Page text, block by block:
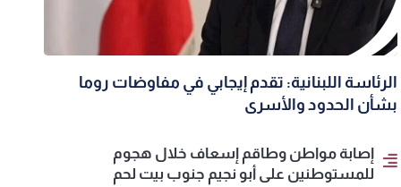
الرئاسة اللبنانية: تقدم إيجابي في مفاوضات روما
بشأن الحدود والأسرى
إصابة مواطن وطاقم إسعاف خلال هجوم
للمستوطنين على أبو نجيم جنوب بيت لحم